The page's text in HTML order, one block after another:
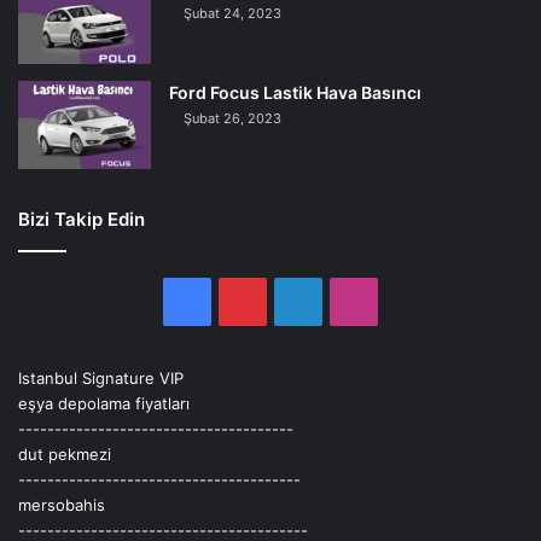
Şubat 24, 2023
Ford Focus Lastik Hava Basıncı
Şubat 26, 2023
Bizi Takip Edin
Istanbul Signature VIP
eşya depolama fiyatları
--------------------------------------
dut pekmezi
---------------------------------------
mersobahis
----------------------------------------